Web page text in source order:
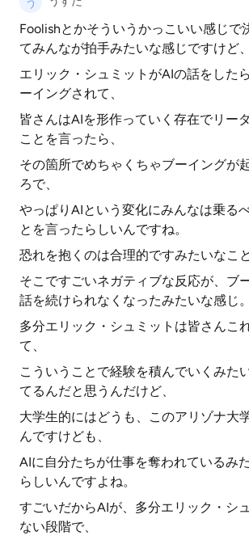
Foolishとかそういうかっこいい感じで
てみんなが拍手みたいな感じですけど、
エリック・シュミットがAIの話をした
ーイングされて、
皆さんはAIを形作っていく存在でリー
ことを言ったら、
その箇所でめちゃくちゃブーイングが
ろで、
やっぱりAIという変化にみんなは乗る
とを言ったらしいんですね。
恐れを抱くのは合理的ですみたいなこ
そこですごいネガティブな反応が、ブ
話を続けられなくなったみたいな感じ。
多分エリック・シュミットは皆さんこ
て、
こういうことで経験を積んでいくみた
てるんだと思うんだけど、
大学生的にはどうも、このアリゾナ大
んですけども、
AIに自分たちが仕事を奪われているみ
らしいんですよね。
すごいだからAIが、多分エリック・シ
ない段階で、